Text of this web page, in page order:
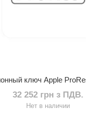
32 252 грн з ПДВ.
Нет в наличии